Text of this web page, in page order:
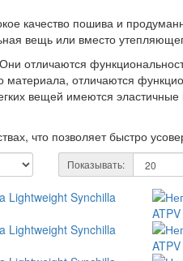
качество пошива и
вещь или вместо
отличаются
материала, отличаются
вещей имеются
что позволяет быстро
Показывать: